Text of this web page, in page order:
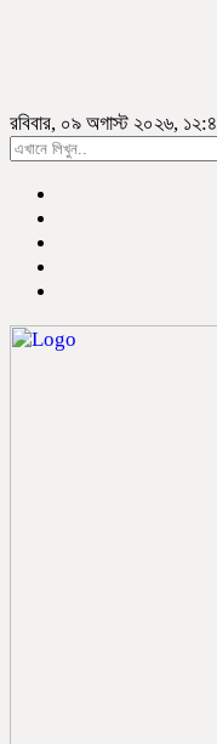
রবিবার, ০৯ অগাস্ট ২০২৬,